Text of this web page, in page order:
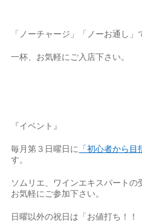
「ノーチャージ」「ノーお通し」
一杯、お気軽にご入店下さい。
『イベント』
毎月第３日曜日に 「初心者から
す。
ソムリエ、ワインエキスパートの
お気軽にご参加下さい。
日曜以外の祝日は「お値打ち！